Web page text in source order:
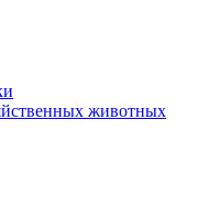
животных